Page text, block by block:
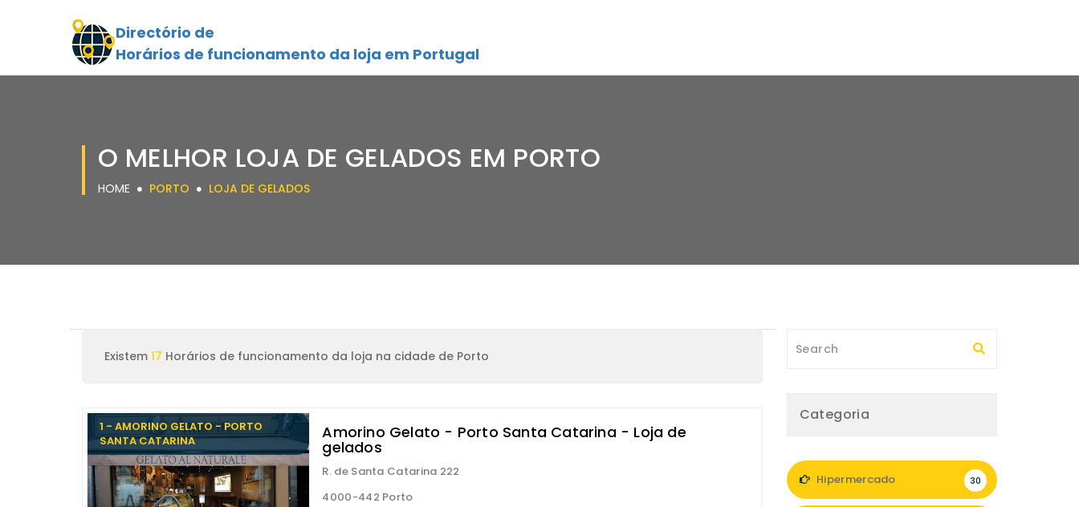
Directório de
Horários de funcionamento da loja em Portugal
O MELHOR LOJA DE GELADOS EM PORTO
HOME PORTO LOJA DE GELADOS
Existem 17 Horários de funcionamento da loja na cidade de Porto
1 - AMORINO GELATO - PORTO
SANTA CATARINA
Amorino Gelato - Porto Santa Catarina - Loja de
gelados
R. de Santa Catarina 222
4000-442 Porto
Categoria
Hipermercado 30